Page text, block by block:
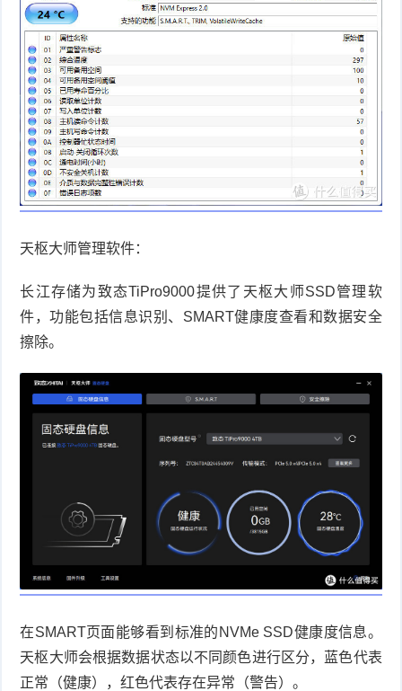
天枢大师管理软件：
长江存储为致态TiPro9000提供了天枢大师SSD管理软
件，功能包括信息识别、 SMART健康度查看和数据安全
擦除。
在SMART页面能够看到标准的 NVMe SSD健康度信息。
天枢大师会根据数据状态以不同颜色进行区分，蓝色代表
正常（健康），红色代表存在异常（警告）。